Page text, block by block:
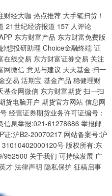
经大咖 热点推荐 大手笔扫货！
21世纪经济报道 157 人评论
东方财富产品 东方财富免费版
想投研助理 Choice金融终端 证
线交易 东方财富证券交易 关注
网微信 意见与建议 天天基金 扫一
交易 活期宝 基金产品 稳健理财
金网微信 东方财富期货 扫一扫
货电脑开户 期货官方网站 信息网
经营证券期货业务许可证编号：
息举报:021-61278686 举报邮
:沪B2-20070217 网站备案号:沪
号 版权所有:东
关于我们 可持续发展 广
才 法律声明 隐私保护 征稿启事